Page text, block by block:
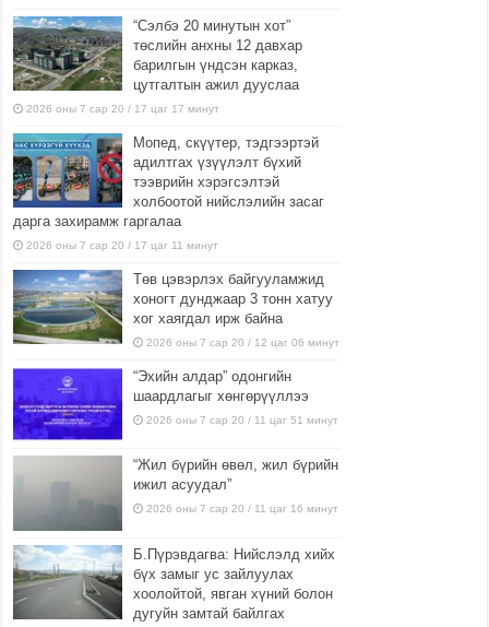
“Сэлбэ 20 минутын хот”
төслийн анхны 12 давхар
барилгын үндсэн карказ,
цутгалтын ажил дууслаа
2026 оны 7 сар 20 / 17 цаг 17 минут
Мопед, скүүтер, тэдгээртэй
адилтгах үзүүлэлт бүхий
тээврийн хэрэгсэлтэй
холбоотой нийслэлийн засаг
дарга захирамж гаргалаа
2026 оны 7 сар 20 / 17 цаг 11 минут
Төв цэвэрлэх байгууламжид
хоногт дунджаар 3 тонн хатуу
хог хаягдал ирж байна
2026 оны 7 сар 20 / 12 цаг 06 минут
“Эхийн алдар” одонгийн
шаардлагыг хөнгөрүүллээ
2026 оны 7 сар 20 / 11 цаг 51 минут
“Жил бүрийн өвөл, жил бүрийн
ижил асуудал”
2026 оны 7 сар 20 / 11 цаг 16 минут
Б.Пүрэвдагва: Нийслэлд хийх
бүх замыг ус зайлуулах
хоолойтой, явган хүний болон
дугуйн замтай байлгах